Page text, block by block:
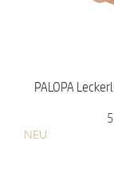
PALOPA
NEU